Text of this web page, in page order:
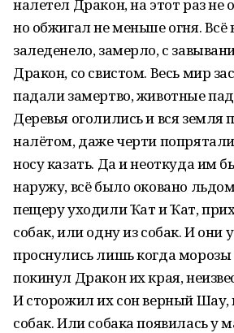
налетел Дракон, на этот раз
но обжигал не меньше огня. Всё
заледенело, замерло, с
Дракон, со свистом. Весь мир
падали замертво, животные
Деревья оголились и вся
налётом, даже черти
носу казать. Да и неоткуда им
наружу, всё было оковано
пещеру уходили Ҡат и Ҡат,
собак, или одну из собак. И они
проснулись лишь когда
покинул Дракон их края,
И сторожил их сон верный Шау,
собак. Или собака появилась у